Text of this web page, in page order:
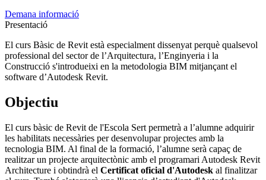
Demana informació
Presentació
El curs Bàsic de Revit està especialment dissenyat perquè qualsevol
professional del sector de l’Arquitectura, l’Enginyeria i la
Construcció s'introdueixi en la metodologia BIM mitjançant el
software d’Autodesk Revit.
Objectiu
El curs bàsic de Revit de l'Escola Sert permetrà a l’alumne adquirir
les habilitats necessàries per desenvolupar projectes amb la
tecnologia BIM. Al final de la formació, l’alumne serà capaç de
realitzar un projecte arquitectònic amb el programari Autodesk Revit
Architecture i obtindrà el Certificat oficial d'Autodesk al finalitzar